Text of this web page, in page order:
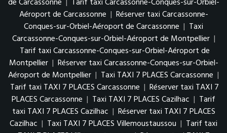
de Carcassonne | Tarif taxi Carcassonne-Conques-sur-Orbiel-
Aéroport de Carcassonne | Réserver taxi Carcassonne-
Conques-sur-Orbiel-Aéroport de Carcassonne | Taxi
Carcassonne-Conques-sur-Orbiel-Aéroport de Montpellier |
Tarif taxi Carcassonne-Conques-sur-Orbiel-Aéroport de
Montpellier | Réserver taxi Carcassonne-Conques-sur-Orbiel-
Aéroport de Montpellier | Taxi TAXI 7 PLACES Carcassonne |
Tarif taxi TAXI 7 PLACES Carcassonne | Réserver taxi TAXI 7
PLACES Carcassonne | Taxi TAXI 7 PLACES Cazilhac | Tarif
taxi TAXI 7 PLACES Cazilhac | Réserver taxi TAXI 7 PLACES
Cazilhac | Taxi TAXI 7 PLACES Villemoustaussou | Tarif taxi